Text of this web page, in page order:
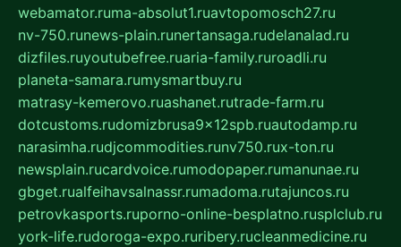
webamator.ruma-absolut1.ruavtopomosch27.ru
nv-750.runews-plain.runertansaga.rudelanalad.ru
dizfiles.ruyoutubefree.ruaria-family.ruroadli.ru
planeta-samara.rumysmartbuy.ru
matrasy-kemerovo.ruashanet.rutrade-farm.ru
dotcustoms.rudomizbrusa9x12spb.ruautodamp.ru
narasimha.rudjcommodities.runv750.rux-ton.ru
newsplain.rucardvoice.rumodopaper.rumanunae.ru
gbget.rualfeihavsalnassr.rumadoma.rutajuncos.ru
petrovkasports.ruporno-online-besplatno.rusplclub.ru
york-life.rudoroga-expo.ruribery.rucleanmedicine.ru